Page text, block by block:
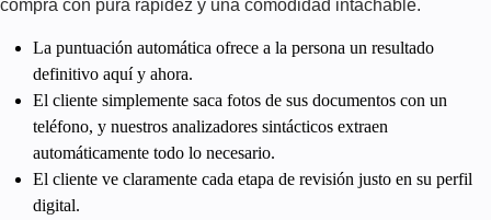
compra con pura rapidez y una comodidad intachable.
La puntuación automática ofrece a la persona un resultado
definitivo aquí y ahora.
El cliente simplemente saca fotos de sus documentos con un
teléfono, y nuestros analizadores sintácticos extraen
automáticamente todo lo necesario.
El cliente ve claramente cada etapa de revisión justo en su perfil
digital.